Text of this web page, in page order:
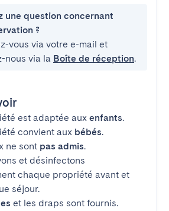
une question concernant
?
vous via votre e-mail et
nous via la Boîte de réception.
est adaptée aux enfants.
convient aux bébés.
ne sont pas admis.
et désinfectons
chaque propriété avant et
séjour.
et les draps sont fournis.